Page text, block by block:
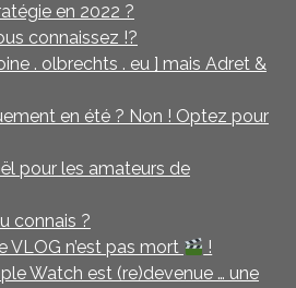
en 2022 ?
connaissez !?
. olbrechts . eu ] mais Adret &
en été ? Non ! Optez pour
pour les amateurs de
connais ?
VLOG n’est pas mort
!
Watch est (re)devenue … une